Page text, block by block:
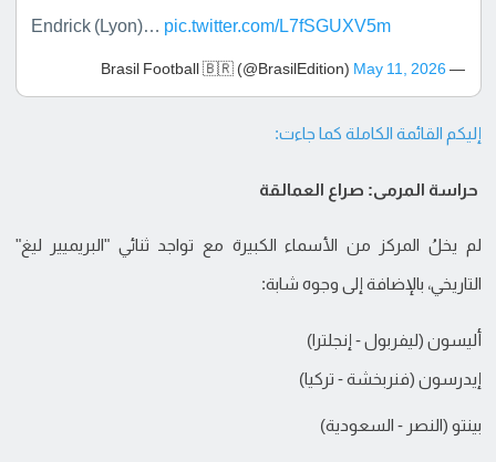
Endrick (Lyon)… pic.twitter.com/L7fSGUXV5m
— Brasil Football 🇧🇷 (@BrasilEdition)
May 11, 2026
إليكم القائمة الكاملة كما جاءت:
حراسة المرمى: صراع العمالقة
لم يخلُ المركز من الأسماء الكبيرة مع تواجد ثنائي "البريميير ليغ"
التاريخي، بالإضافة إلى وجوه شابة:
أليسون (ليفربول - إنجلترا)
إيدرسون (فنربخشة - تركيا)
بينتو (النصر - السعودية)